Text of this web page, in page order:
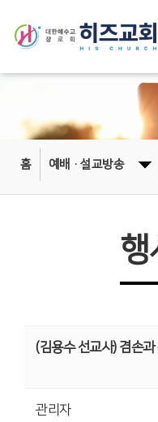
홈 예배·설교방송
행
(김용수 선교사) 겸손
관리자